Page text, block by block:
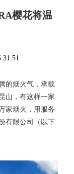
樱花将温
的烟火气，承载
山，有这样一家
家烟火，用服务
有限公司（以下